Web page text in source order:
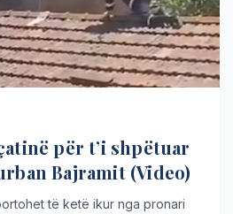
për t’i shpëtuar
Bajramit (Video)
të ketë ikur nga pronari